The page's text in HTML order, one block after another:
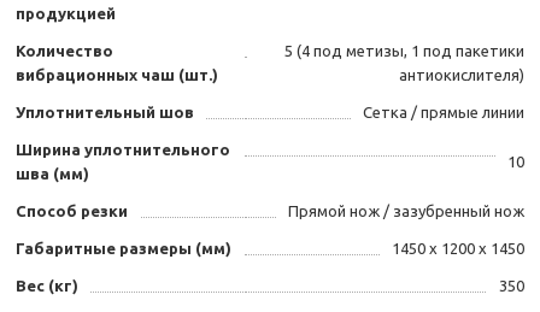
продукцией
Количество
вибрационных чаш (шт.)
5 (4 под метизы, 1 под пакетики
антиокислителя)
Уплотнительный шов Сетка / прямые линии
Ширина уплотнительного
шва (мм)
10
Способ резки Прямой нож / зазубренный нож
Габаритные размеры (мм) 1450 х 1200 х 1450
Вес (кг) 350